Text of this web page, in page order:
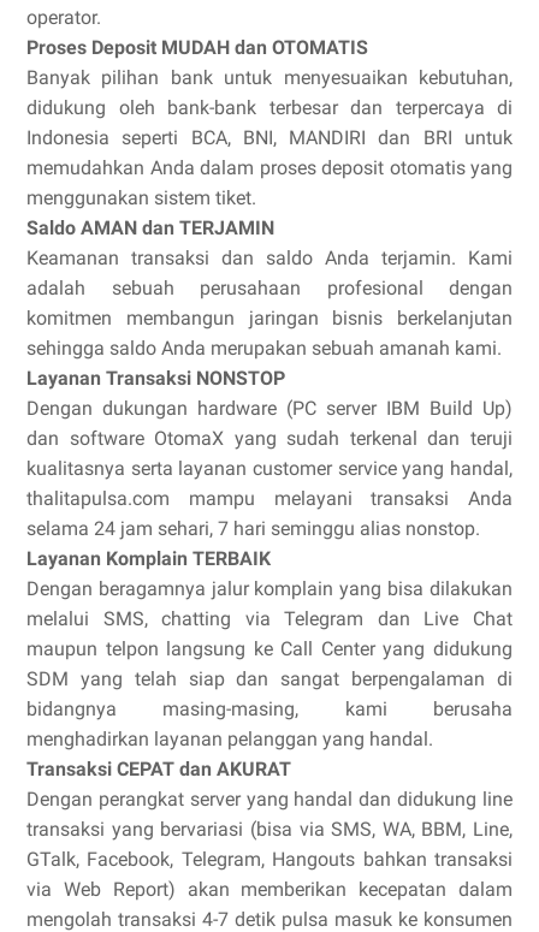
operator.
Proses Deposit MUDAH dan OTOMATIS
Banyak pilihan bank untuk menyesuaikan kebutuhan,
didukung oleh bank-bank terbesar dan terpercaya di
Indonesia seperti BCA, BNI, MANDIRI dan BRI untuk
memudahkan Anda dalam proses deposit otomatis yang
menggunakan sistem tiket.
Saldo AMAN dan TERJAMIN
Keamanan transaksi dan saldo Anda terjamin. Kami
adalah sebuah perusahaan profesional dengan
komitmen membangun jaringan bisnis berkelanjutan
sehingga saldo Anda merupakan sebuah amanah kami.
Layanan Transaksi NONSTOP
Dengan dukungan hardware (PC server IBM Build Up)
dan software OtomaX yang sudah terkenal dan teruji
kualitasnya serta layanan customer service yang handal,
thalitapulsa.com mampu melayani transaksi Anda
selama 24 jam sehari, 7 hari seminggu alias nonstop.
Layanan Komplain TERBAIK
Dengan beragamnya jalur komplain yang bisa dilakukan
melalui SMS, chatting via Telegram dan Live Chat
maupun telpon langsung ke Call Center yang didukung
SDM yang telah siap dan sangat berpengalaman di
bidangnya masing-masing, kami berusaha
menghadirkan layanan pelanggan yang handal.
Transaksi CEPAT dan AKURAT
Dengan perangkat server yang handal dan didukung line
transaksi yang bervariasi (bisa via SMS, WA, BBM, Line,
GTalk, Facebook, Telegram, Hangouts bahkan transaksi
via Web Report) akan memberikan kecepatan dalam
mengolah transaksi 4-7 detik pulsa masuk ke konsumen